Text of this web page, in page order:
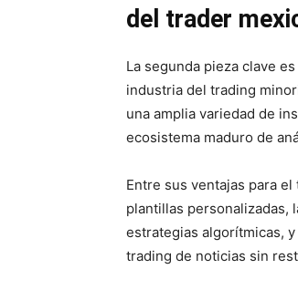
del trader
La segunda pieza clave
industria del trading
una amplia variedad de
ecosistema maduro de
Entre sus ventajas para
plantillas personalizadas,
estrategias algorítmicas,
trading de noticias sin